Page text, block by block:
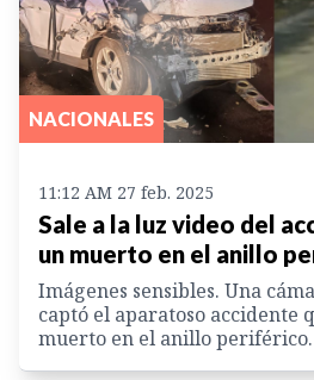
NACIONALES
11:12 AM 27 feb. 2025
Sale a la luz video del
un muerto en el anillo
Imágenes sensibles. Una
captó el aparatoso accidente
muerto en el anillo periférico.